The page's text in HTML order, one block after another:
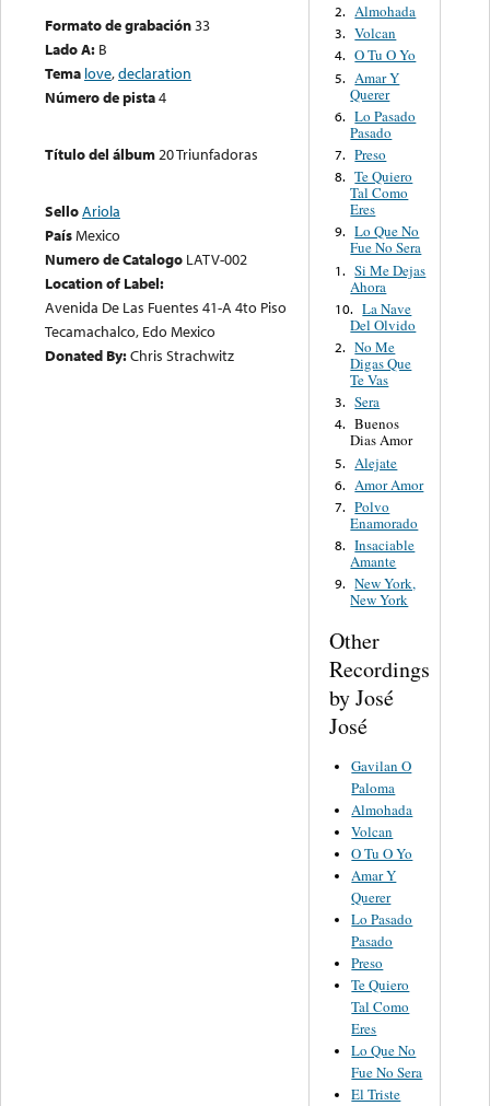
Formato de grabación33
Lado A: B
Tema love,declaration
Número de pista4
Título del álbum20 Triunfadoras
SelloAriola
PaísMexico
Numero de Catalogo LATV-002
Location of Label:
Avenida De Las Fuentes 41-A 4to Piso
Tecamachalco, Edo Mexico
Donated By:Chris Strachwitz
2. Almohada
3. Volcan
4. O Tu O Yo
5. Amar Y
Querer
6. Lo Pasado
Pasado
7. Preso
8. Te Quiero
Tal Como
Eres
9. Lo Que No
Fue No Sera
1. Si Me Dejas
Ahora
10. La Nave
Del Olvido
2. No Me
Digas Que
Te Vas
3. Sera
4. Buenos
Dias Amor
5. Alejate
6. Amor Amor
7. Polvo
Enamorado
8. Insaciable
Amante
9. New York,
New York
Other
Recordings
by José
José
Gavilan O
Paloma
Almohada
Volcan
O Tu O Yo
Amar Y
Querer
Lo Pasado
Pasado
Preso
Te Quiero
Tal Como
Eres
Lo Que No
Fue No Sera
El Triste